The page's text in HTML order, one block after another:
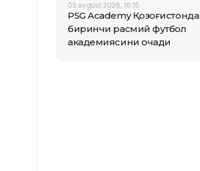
05 avgust 2026, 16:15
PSG Academy Қозоғистонда
биринчи расмий футбол
академиясини очади